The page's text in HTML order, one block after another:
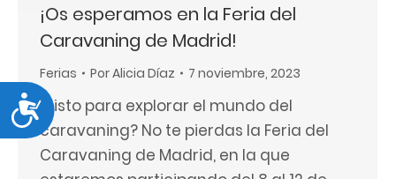
Accesibilidad
¡Os esperamos en la Feria del
Caravaning de Madrid!
Ferias PorAlicia Díaz 7 noviembre, 2023
¿Listo para explorar el mundo del
caravaning? No te pierdas la Feria del
Caravaning de Madrid, en la que